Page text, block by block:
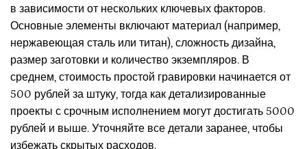
в зависимости от нескольких ключевых факторов.
Основные элементы включают материал (например,
нержавеющая сталь или титан), сложность дизайна,
размер заготовки и количество экземпляров. В
среднем, стоимость простой гравировки начинается от
500 рублей за штуку, тогда как детализированные
проекты с срочным исполнением могут достигать 5000
рублей и выше. Уточняйте все детали заранее, чтобы
избежать скрытых расходов.